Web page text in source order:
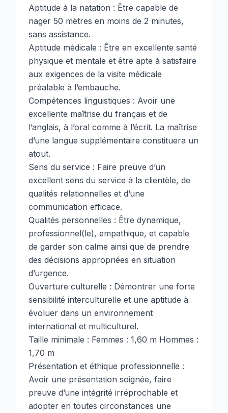
Aptitude à la natation : Être capable de
nager 50 mètres en moins de 2 minutes,
sans assistance.
Aptitude médicale : Être en excellente santé
physique et mentale et être apte à satisfaire
aux exigences de la visite médicale
préalable à l’embauche.
Compétences linguistiques : Avoir une
excellente maîtrise du français et de
l’anglais, à l’oral comme à l’écrit. La maîtrise
d’une langue supplémentaire constituera un
atout.
Sens du service : Faire preuve d’un
excellent sens du service à la clientèle, de
qualités relationnelles et d’une
communication efficace.
Qualités personnelles : Être dynamique,
professionnel(le), empathique, et capable
de garder son calme ainsi que de prendre
des décisions appropriées en situation
d’urgence.
Ouverture culturelle : Démontrer une forte
sensibilité interculturelle et une aptitude à
évoluer dans un environnement
international et multiculturel.
Taille minimale : Femmes : 1,60 m Hommes :
1,70 m
Présentation et éthique professionnelle :
Avoir une présentation soignée, faire
preuve d’une intégrité irréprochable et
adopter en toutes circonstances une